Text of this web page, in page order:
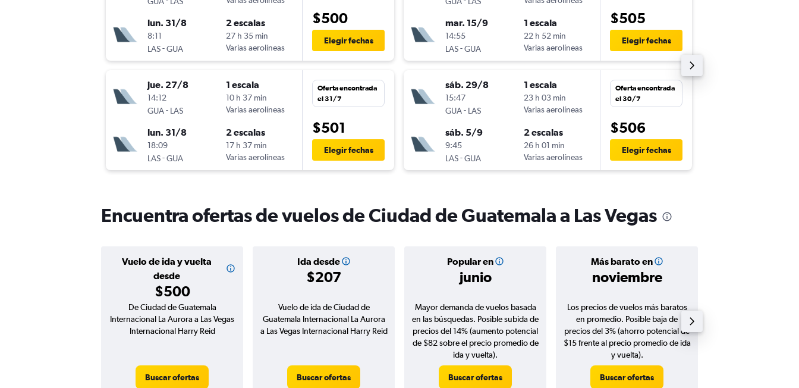
lun. 31/8
8:11
LAS-GUA
2 escalas
27 h 35 min
Varias aerolíneas
$500
Elegir fechas
jue. 27/8
14:12
GUA- LAS
1 escala
10 h 37 min
Varias aerolíneas
lun. 31/8
18:09
LAS-GUA
2 escalas
17 h 37 min
Varias aerolíneas
Oferta encontrada
el 31/7
$501
Elegir fechas
mar. 15/9
14:55
LAS-GUA
1 escala
22 h 52 min
Varias aerolíneas
$505
Elegir fechas
sáb. 29/8
15:47
GUA- LAS
1 escala
23 h 03 min
Varias aerolíneas
sáb. 5/9
9:45
LAS-GUA
2 escalas
26 h 01 min
Varias aerolíneas
Oferta encontrada
el 30/7
$506
Elegir fechas
Encuentra ofertas de vuelos de Ciudad de Guatemala a Las Vegas
Vuelo de ida y vuelta
desde
$500
Ida desde
$207
Popular en
junio
Más barato en
noviembre
De Ciudad de Guatemala
Internacional La Aurora a Las Vegas
Internacional Harry Reid
Buscar ofertas
Vuelo de ida de Ciudad de
Guatemala Internacional La Aurora
a Las Vegas Internacional Harry Reid
Buscar ofertas
Mayor demanda de vuelos basada
en las búsquedas. Posible subida de
precios del 14% (aumento potencial
de $82 sobre el precio promedio de
ida y vuelta).
Buscar ofertas
Los precios de vuelos más baratos
en promedio. Posible baja de
precios del 3% (ahorro potencial de
$15 frente al precio promedio de ida
y vuelta).
Buscar ofertas